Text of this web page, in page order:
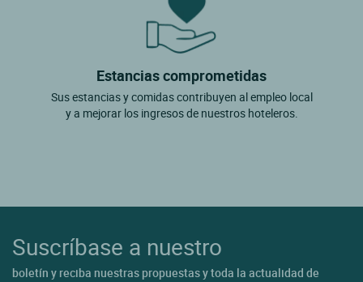
Estancias comprometidas
Sus estancias y comidas contribuyen al empleo local
y a mejorar los ingresos de nuestros hoteleros.
Suscríbase a nuestro
boletín y reciba nuestras propuestas y toda la actualidad de